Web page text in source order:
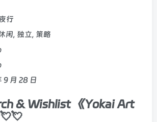
行
闲, 独立, 策略
9 月 28 日
& Wishlist 《Yokai Art